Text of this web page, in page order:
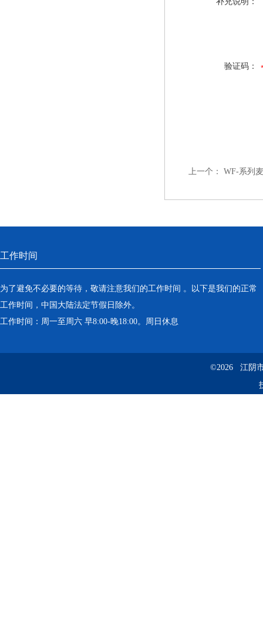
验证码：
上一个： WF-系列
工作时间
为了避免不必要的等待，敬请注意我们的工作时间 。以下是我们的正常
工作时间，中国大陆法定节假日除外。
工作时间：周一至周六 早8:00-晚18:00。周日休息
©2026 江阴